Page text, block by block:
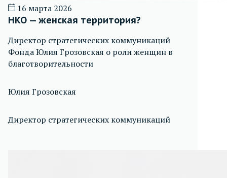
16 марта 2026
НКО — женская территория?
Директор стратегических коммуникаций
Фонда Юлия Грозовская о роли женщин в
благотворительности
Юлия Грозовская
Директор стратегических коммуникаций